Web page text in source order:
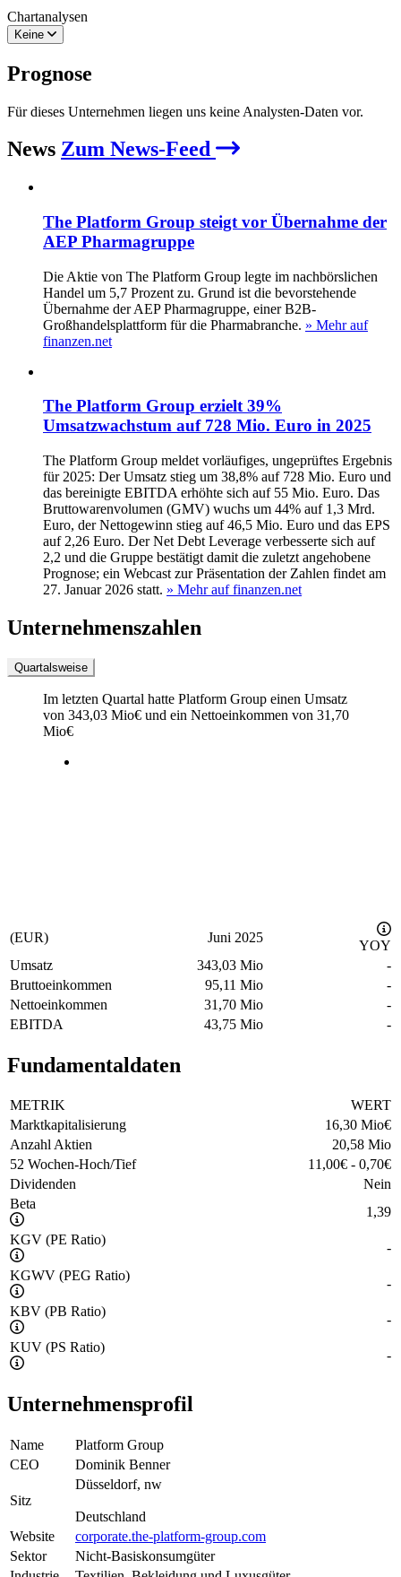
Chartanalysen
Keine
Prognose
Für dieses Unternehmen liegen uns keine Analysten-Daten vor.
News Zum News-Feed
The Platform Group steigt vor Übernahme der
AEP Pharmagruppe
Die Aktie von The Platform Group legte im nachbörslichen
Handel um 5,7 Prozent zu. Grund ist die bevorstehende
Übernahme der AEP Pharmagruppe, einer B2B-
Großhandelsplattform für die Pharmabranche. » Mehr auf
finanzen.net
The Platform Group erzielt 39%
Umsatzwachstum auf 728 Mio. Euro in 2025
The Platform Group meldet vorläufiges, ungeprüftes Ergebnis
für 2025: Der Umsatz stieg um 38,8% auf 728 Mio. Euro und
das bereinigte EBITDA erhöhte sich auf 55 Mio. Euro. Das
Bruttowarenvolumen (GMV) wuchs um 44% auf 1,3 Mrd.
Euro, der Nettogewinn stieg auf 46,5 Mio. Euro und das EPS
auf 2,26 Euro. Der Net Debt Leverage verbesserte sich auf
2,2 und die Gruppe bestätigt damit die zuletzt angehobene
Prognose; ein Webcast zur Präsentation der Zahlen findet am
27. Januar 2026 statt. » Mehr auf finanzen.net
Unternehmenszahlen
Quartalsweise
Im letzten Quartal hatte Platform Group einen Umsatz
von 343,03 Mio€ und ein Nettoeinkommen von 31,70
Mio€
(EUR) Juni 2025
YOY
Umsatz
343,03 Mio
-
Bruttoeinkommen
95,11 Mio
-
Nettoeinkommen
31,70 Mio
-
EBITDA
43,75 Mio -
Fundamentaldaten
METRIK
WERT
Marktkapitalisierung
16,30 Mio€
Anzahl Aktien
20,58 Mio
52 Wochen-Hoch/Tief
11,00€ - 0,70€
Dividenden
Nein
Beta
1,39
KGV (PE Ratio)
-
KGWV (PEG Ratio)
-
KBV (PB Ratio)
-
KUV (PS Ratio)
-
Unternehmensprofil
Name
Platform Group
CEO
Dominik Benner
Sitz
Düsseldorf, nw
Deutschland
Website
corporate.the-platform-group.com
Sektor
Nicht-Basiskonsumgüter